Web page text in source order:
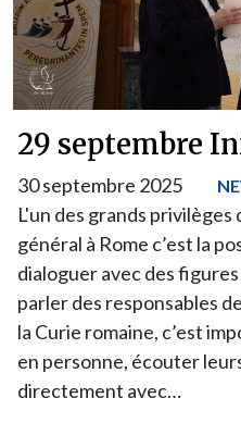
29 septembre
30 septembre 2025
L'un des grands
général à Rome c’est la
dialoguer avec des
parler des responsables
la Curie romaine, c’est
en personne, écouter
directement avec…